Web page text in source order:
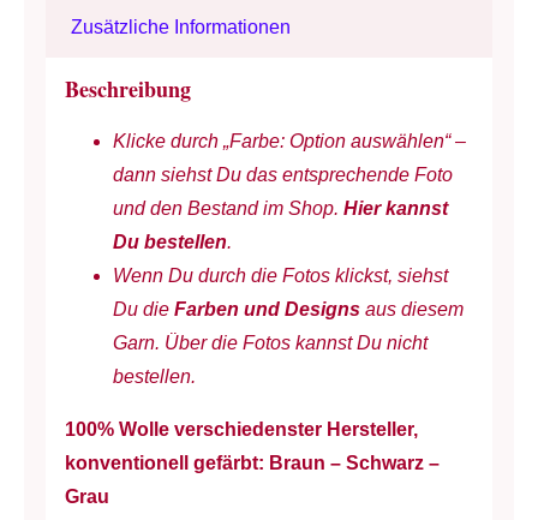
7/8
-
schnelle
-
50
g
Zusätzliche Informationen
Beschreibung
Klicke durch „Farbe: Option auswählen“ –
dann siehst Du das entsprechende Foto
und den Bestand im Shop. Hier kannst
Du bestellen.
Wenn Du durch die Fotos klickst, siehst
Du die Farben und Designsaus diesem
Garn. Über die Fotos kannst Du nicht
bestellen.
100% Wolle verschiedenster Hersteller,
konventionell gefärbt: Braun – Schwarz –
Grau